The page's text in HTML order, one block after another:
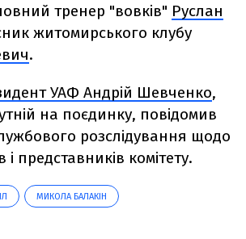
тренер "вовків" Руслан
житомирського клубу
.
УАФ Андрій Шевченко,
на поєдинку, повідомив
розслідування щодо
і представників комітету.
МИКОЛА БАЛАКІН